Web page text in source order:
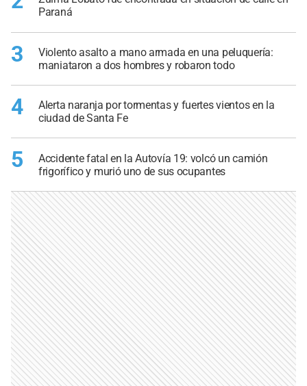
Paraná
3
Violento asalto a mano armada en una peluquería:
maniataron a dos hombres y robaron todo
4
Alerta naranja por tormentas y fuertes vientos en la
ciudad de Santa Fe
5
Accidente fatal en la Autovía 19: volcó un camión
frigorífico y murió uno de sus ocupantes